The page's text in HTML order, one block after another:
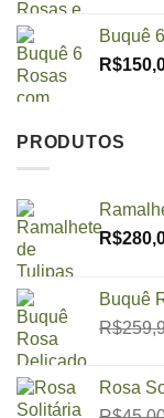
Buquê
R$
PRODUTOS
R$
Buquê
R$
Rosa